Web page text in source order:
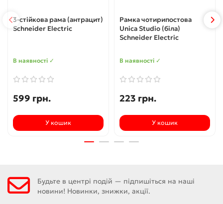
3-стійкова рама (антрацит)
Schneider Electric
В наявності ✓
599 грн.
У кошик
Рамка чотирипостова
Unica Studio (біла)
Schneider Electric
В наявності ✓
223 грн.
У кошик
Будьте в центрі подій — підпишіться на наші
новини! Новинки, знижки, акції.